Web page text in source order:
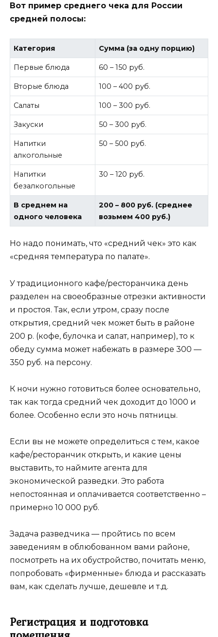
Вот пример среднего чека для России
средней полосы:
Категория Сумма (за одну порцию)
Первые блюда 60 – 150 руб.
Вторые блюда 100 – 400 руб.
Салаты 100 – 300 руб.
Закуски 50 – 300 руб.
Напитки
алкогольные
50 – 500 руб.
Напитки
безалкогольные
30 – 120 руб.
В среднем на
одного человека
200 – 800 руб. (среднее
возьмем 400 руб.)
Но надо понимать, что «средний чек» это как
«средняя температура по палате».
У традиционного кафе/ресторанчика день
разделен на своеобразные отрезки активности
и простоя. Так, если утром, сразу после
открытия, средний чек может быть в районе
200 р. (кофе, булочка и салат, например), то к
обеду сумма может набежать в размере 300 —
350 руб. на персону.
К ночи нужно готовиться более основательно,
так как тогда средний чек доходит до 1000 и
более. Особенно если это ночь пятницы.
Если вы не можете определиться с тем, какое
кафе/ресторанчик открыть, и какие цены
выставить, то наймите агента для
экономической разведки. Это работа
непостоянная и оплачивается соответственно –
примерно 10 000 руб.
Задача разведчика — пройтись по всем
заведениям в облюбованном вами районе,
посмотреть на их обустройство, почитать меню,
попробовать «фирменные» блюда и рассказать
вам, как сделать лучше, дешевле и т.д.
Регистрация и подготовка